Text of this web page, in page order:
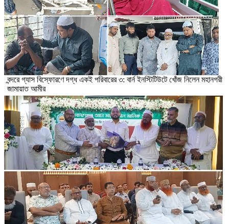
বন্দরে গ্যাস বিস্ফোরণে দগ্ধ একই পরিবারের ৩: বার্ন ইনস্টিটিউটে খোঁজ নিলেন মহানগরী
জামায়াত আমীর